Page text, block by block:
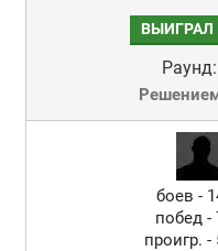
ВЫИГРАЛ
Раунд:
боев -
побед -
проигр. -